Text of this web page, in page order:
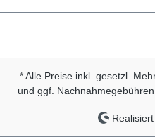
* Alle Preise inkl. gesetzl.
und ggf.